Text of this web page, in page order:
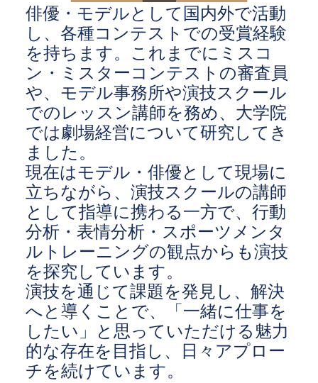
俳優・モデルとして国内外で活動
し、各種コンテストでの受賞経験
を持ちます。これまでにミスコ
ン・ミスターコンテストの審査員
や、モデル事務所や演技スクール
でのレッスン講師を務め、大学院
では劇場経営について研究してき
ました。
現在はモデル・俳優として現場に
立ちながら、演技スクールの講師
として指導に携わる一方で、行動
分析・表情分析・スポーツメンタ
ルトレーニングの観点からも演技
を探究しています。
演技を通じて課題を発見し、解決
へと導くことで、「一緒に仕事を
したい」と思っていただける魅力
的な存在を目指し、日々アプロー
チを続けています。